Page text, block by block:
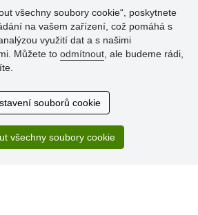
zboží za slušné ceny. Vřele
všechny soubory cookie“, poskytnete
na vašem zařízení, což pomáhá s
využití dat a s našimi
Můžete to odmítnout , ale budeme rádi,
souborů cookie
všechny soubory cookie